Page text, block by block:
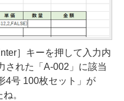
］キーを押して入力内
された「A-002」に該当
4号 100枚セット」が
。